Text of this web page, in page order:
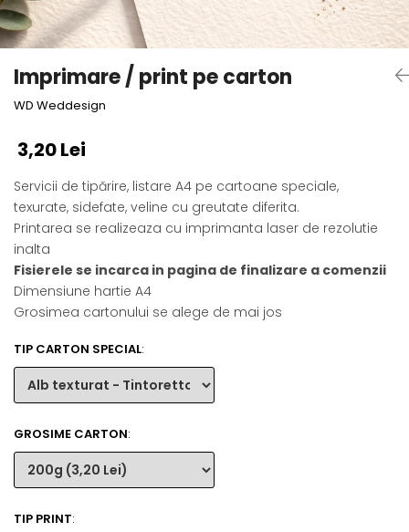
Marturii cu citate
Imprimare / print pe carton
WD Weddesign
3,20 Lei
Servicii de tipărire, listare A4 pe cartoane speciale,
texurate, sidefate, veline cu greutate diferita.
Printarea se realizeaza cu imprimanta laser de rezolutie
inalta
Fisierele se incarca in pagina de finalizare a comenzii
Dimensiune hartie A4
Grosimea cartonului se alege de mai jos
TIP CARTON SPECIAL:
GROSIME CARTON:
TIP PRINT: